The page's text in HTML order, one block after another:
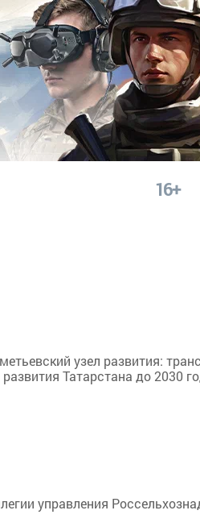
16+
узел развития:
Татарстана до 2030
управления